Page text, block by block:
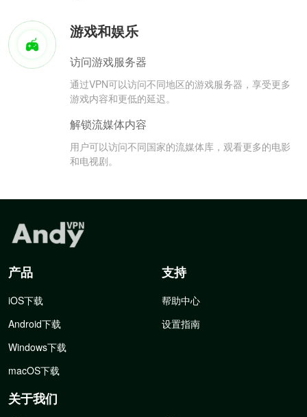
游戏和娱乐
访问游戏服务器
通过VPN可以访问不同地区的游戏服务器，享受更多
游戏内容和更低的延迟。
解锁流媒体内容
用户可以访问不同国家的流媒体库，观看更多的电影
和电视剧。
产品
iOS下载
Android下载
Windows下载
macOS下载
支持
帮助中心
设置指南
关于我们